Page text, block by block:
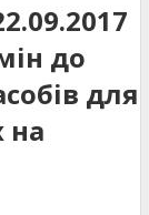
до
для
на